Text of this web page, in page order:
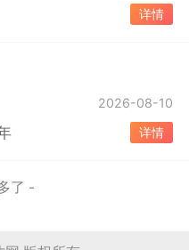
详情
2026-08-10
详情
了 -